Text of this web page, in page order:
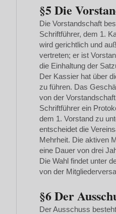
§5 Die
Die Vorstandschaft
Schriftführer, dem 1.
wird gerichtlich und
vertreten; er ist
die Einhaltung der
Der Kassier hat über
zu führen. Das
von der
Schriftführer ein
dem 1. Vorstand zu
entscheidet die
Mehrheit. Die aktiven
eine Dauer von drei
Die Wahl findet unter
von der
§6 Der
Der Ausschuss